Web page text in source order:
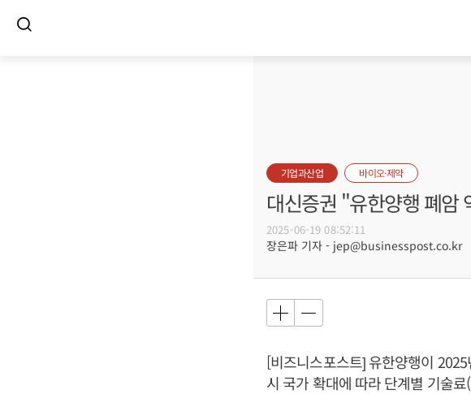
기업과산업 바이오·제약
대신증권 "유한양행 폐암
2025-06-19 08:52:11
장은파 기자 - jep@businesspost.co.kr
[비즈니스포스트] 유한양행이
시 국가 확대에 따라 단계별 기술